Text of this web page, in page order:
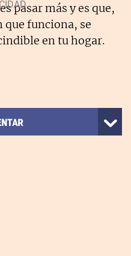
pasar más y es que,
que funciona, se
en tu hogar.